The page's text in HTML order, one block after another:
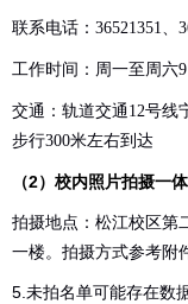
联系电话： 36521351、
工作时间：周一至周六9
交通：轨道交通 12号线
步行300米左右到达
（2）校内照片拍摄一
拍摄地点：松江校区第
一楼。拍摄方式参考附
5.未拍名单可能存在数